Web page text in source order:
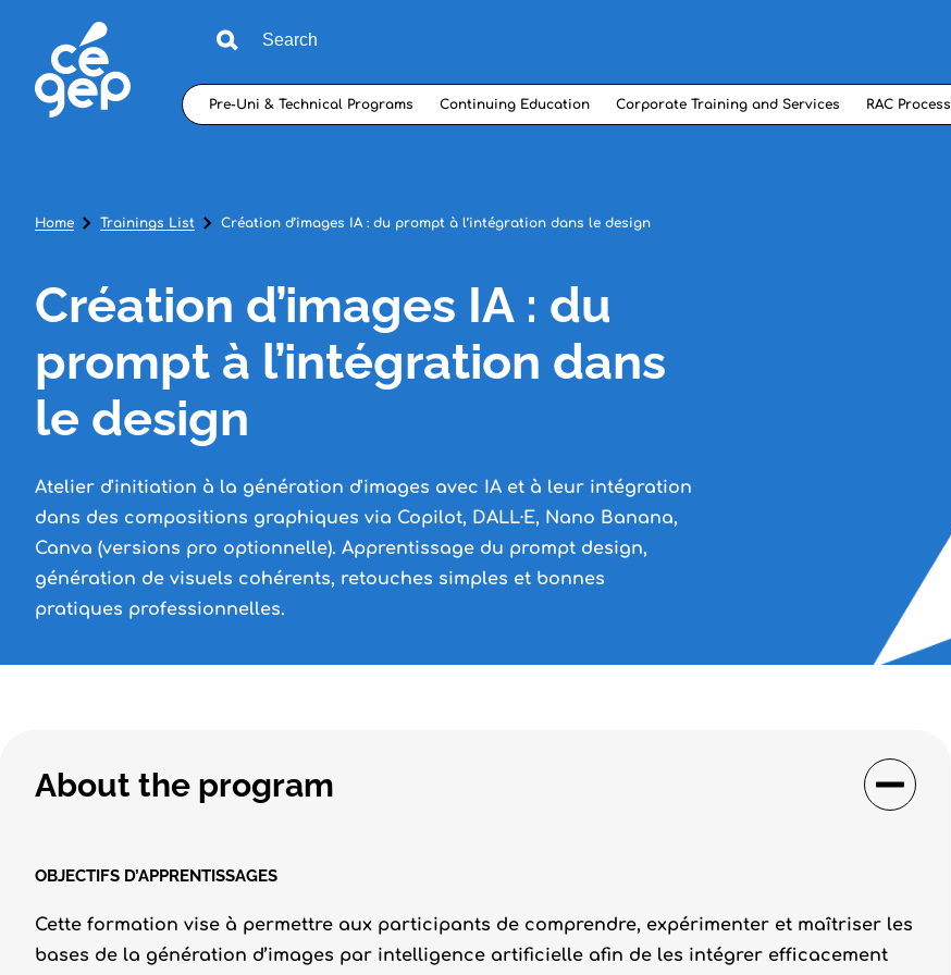
Pre-Uni & Technical Programs Continuing Education Corporate Training and Services RAC Process
Home Trainings List Création d’images IA : du prompt à l’intégration dans le design
Création d’images IA : du
prompt à l’intégration dans
le design
Atelier d'initiation à la génération d'images avec IA et à leur intégration
dans des compositions graphiques via Copilot, DALL·E, Nano Banana,
Canva (versions pro optionnelle). Apprentissage du prompt design,
génération de visuels cohérents, retouches simples et bonnes
pratiques professionnelles.
About the program
OBJECTIFS D’APPRENTISSAGES
Cette formation vise à permettre aux participants de comprendre, expérimenter et maîtriser les
bases de la génération d’images par intelligence artificielle afin de les intégrer efficacement